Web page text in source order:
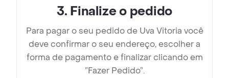
3. Finalize o pedido
Para pagar o seu pedido de Uva Vitoria você
deve confirmar o seu endereço, escolher a
forma de pagamento e finalizar clicando em
”Fazer Pedido”.